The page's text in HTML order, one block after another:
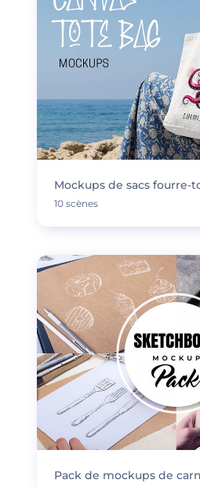
Mockups de sacs fourre-
10 scènes
Pack de mockups de